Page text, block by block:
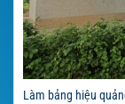
Làm bảng hiệu